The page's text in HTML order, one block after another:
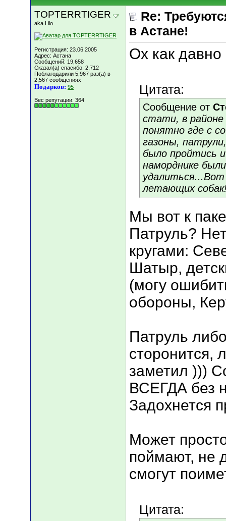
TOPTERRTIGER
aka Lilo
Регистрация: 23.06.2005
Адрес: Астана
Сообщений: 19,658
Сказал(а) спасибо: 2,712
Поблагодарили 5,967 раз(а) в
2,567 сообщениях
Подарков: 95
Вес репутации: 364
Re:
в Астане!
Ох как
Цитата:
Сообщение от
стати, в районе
понятно где с
газоны,
было пройтись
наморднике
летающих
Мы вот к
Патруль?
кругами:
Шатыр,
(могу
обороны,
Патруль
сторонится,
заметил )))
ВСЕГДА без
Задохнется
Может
поймают, не
смогут
Цитата: